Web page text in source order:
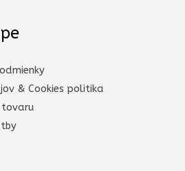
& Cookies politika
tovaru